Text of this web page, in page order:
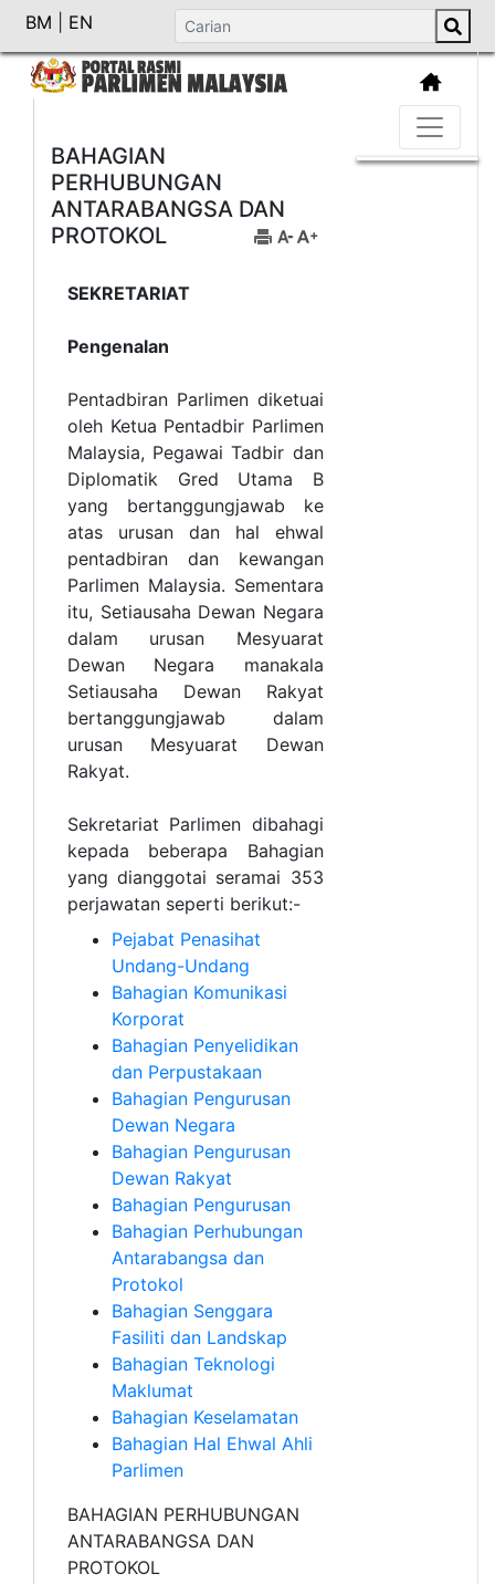
BM EN
BAHAGIAN
PERHUBUNGAN
ANTARABANGSA DAN
PROTOKOL
SEKRETARIAT
Pengenalan
Pentadbiran Parlimen diketuai
oleh Ketua Pentadbir Parlimen
Malaysia, Pegawai Tadbir dan
Diplomatik Gred Utama B
yang bertanggungjawab ke
atas urusan dan hal ehwal
pentadbiran dan kewangan
Parlimen Malaysia. Sementara
itu, Setiausaha Dewan Negara
dalam urusan Mesyuarat
Dewan Negara manakala
Setiausaha Dewan Rakyat
bertanggungjawab dalam
urusan Mesyuarat Dewan
Rakyat.
Sekretariat Parlimen dibahagi
kepada beberapa Bahagian
yang dianggotai seramai 353
perjawatan seperti berikut:-
Pejabat Penasihat
Undang-Undang
Bahagian Komunikasi
Korporat
Bahagian Penyelidikan
dan Perpustakaan
Bahagian Pengurusan
Dewan Negara
Bahagian Pengurusan
Dewan Rakyat
Bahagian Pengurusan
Bahagian Perhubungan
Antarabangsa dan
Protokol
Bahagian Senggara
Fasiliti dan Landskap
Bahagian Teknologi
Maklumat
Bahagian Keselamatan
Bahagian Hal Ehwal Ahli
Parlimen
BAHAGIAN PERHUBUNGAN
ANTARABANGSA DAN
PROTOKOL